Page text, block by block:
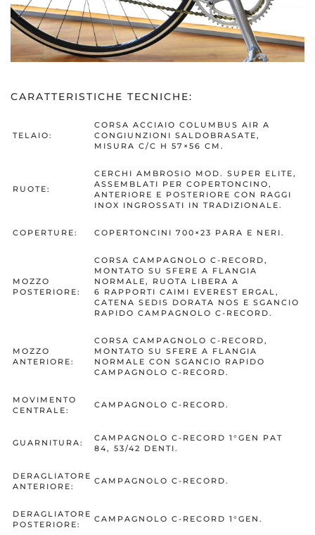
CARATTERISTICHE TECNICHE:
TELAIO:
CORSA ACCIAIO COLUMBUS AIR A
CONGIUNZIONI SALDOBRASATE,
MISURA C/C H 57×56 CM.
RUOTE:
CERCHI AMBROSIO MOD. SUPER ELITE,
ASSEMBLATI PER COPERTONCINO,
ANTERIORE E POSTERIORE CON RAGGI
INOX INGROSSATI IN TRADIZIONALE.
COPERTURE: COPERTONCINI 700×23 PARA E NERI.
MOZZO
POSTERIORE:
CORSA CAMPAGNOLO C-RECORD,
MONTATO SU SFERE A FLANGIA
NORMALE, RUOTA LIBERA A
6 RAPPORTI CAIMI EVEREST ERGAL,
CATENA SEDIS DORATA NOS E SGANCIO
RAPIDO CAMPAGNOLO C-RECORD.
MOZZO
ANTERIORE:
CORSA CAMPAGNOLO C-RECORD,
MONTATO SU SFERE A FLANGIA
NORMALE CON SGANCIO RAPIDO
CAMPAGNOLO C-RECORD.
MOVIMENTO
CENTRALE:
CAMPAGNOLO C-RECORD.
GUARNITURA:
CAMPAGNOLO C-RECORD 1°GEN PAT
84, 53/42 DENTI.
DERAGLIATORE
ANTERIORE:
CAMPAGNOLO C-RECORD.
DERAGLIATORE
POSTERIORE:
CAMPAGNOLO C-RECORD 1°GEN.